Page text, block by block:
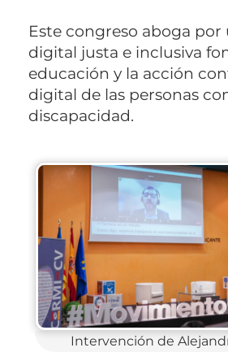
Este congreso aboga
digital justa e inclusiva
educación y la acción
digital de las personas
discapacidad.
Intervención de